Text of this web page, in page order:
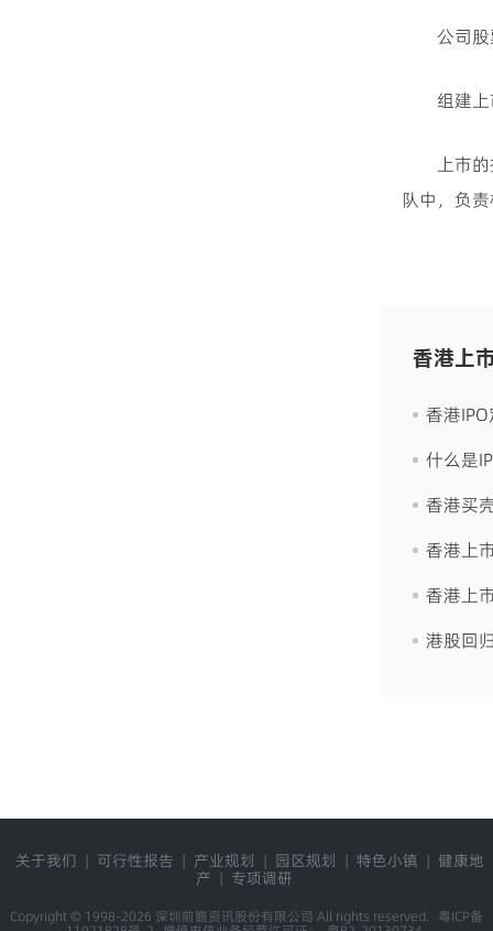
公司
组建
上市
队中，负
香港上
香港
什么是
香港买
香港上
香港上
港股回
关于我们 | 可行性报告 | 产业规划 | 园区规划 | 特色小镇 | 健康地
产 | 专项调研
Copyright © 1998-2026 深圳前瞻资讯股份有限公司 All rights reserved. 粤ICP备